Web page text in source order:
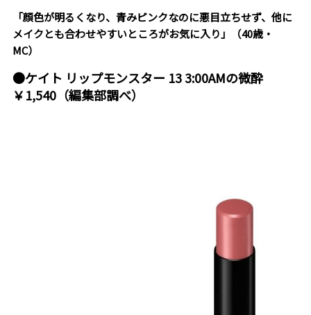
「顔色が明るくなり、青みピンクなのに悪目立ちせず、他に
メイクとも合わせやすいところがお気に入り」（40歳・
MC）
●ケイト リップモンスター 13 3:00AMの微酔
￥1,540（編集部調べ）